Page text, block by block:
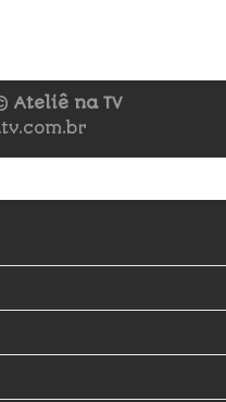
Ateliê na TV